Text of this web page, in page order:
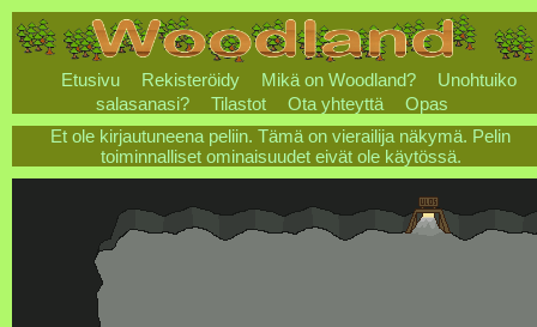
Etusivu Rekisteröidy Mikä on Woodland?
Unohtuiko
salasanasi?
Tilastot Ota yhteyttä
Opas
Et ole kirjautuneena peliin. Tämä on vierailija näkymä. Pelin
toiminnalliset ominaisuudet eivät ole käytössä.